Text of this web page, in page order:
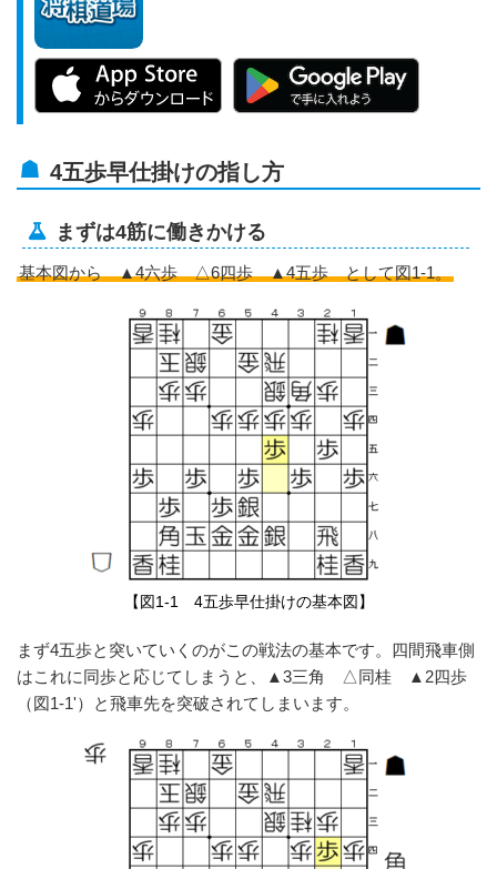
4五歩早仕掛けの指し方
まずは4筋に働きかける
基本図から ▲4六歩 △6四歩 ▲4五歩 として図1-1。
【図1-1 4五歩早仕掛けの基本図】
まず4五歩と突いていくのがこの戦法の基本です。四間飛車側
はこれに同歩と応じてしまうと、▲3三角 △同桂 ▲2四歩
（図1-1'）と飛車先を突破されてしまいます。